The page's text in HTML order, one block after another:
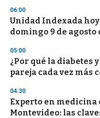
d
s
o
f
3
s
e
c
n
d
s
06:00
Unidad Indexada
domingo 9 de agosto
05:00
¿Por qué la diabetes
pareja cada vez más
04:30
Experto en medicina
Montevideo: las